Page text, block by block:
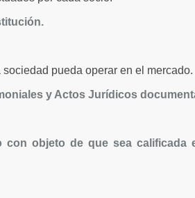
pueda operar en el mercado.
y Actos Jurídicos
objeto de que sea calificada